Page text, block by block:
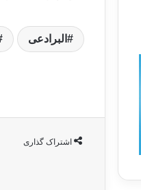
البرادعی
اشتراک گذاری